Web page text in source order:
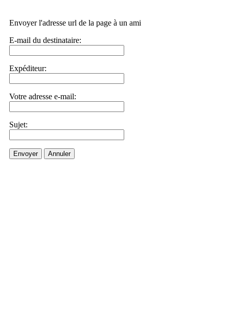
Envoyer l'adresse url de la page à un ami
E-mail du destinataire:
Expéditeur:
Votre adresse e-mail:
Sujet:
Envoyer Annuler